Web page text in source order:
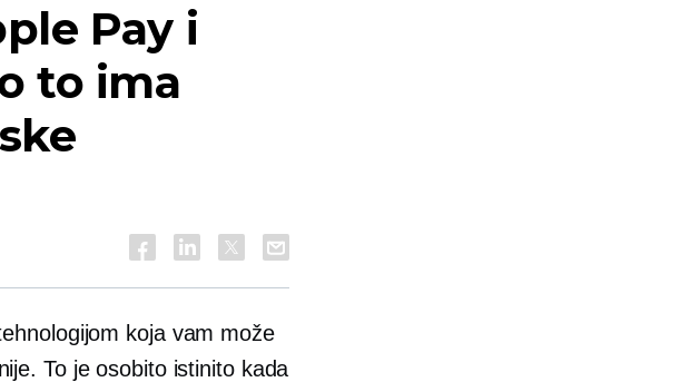
Pay i
to ima
koja vam može
To je osobito istinito kada